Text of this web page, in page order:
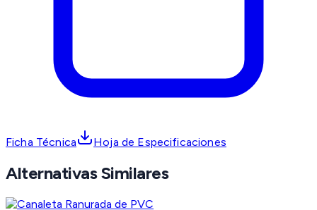
Ficha Técnica Hoja de Especificaciones
Alternativas Similares